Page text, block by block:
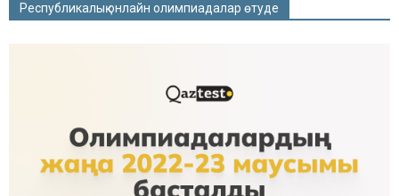
Республикалық онлайн олимпиадалар өтуде